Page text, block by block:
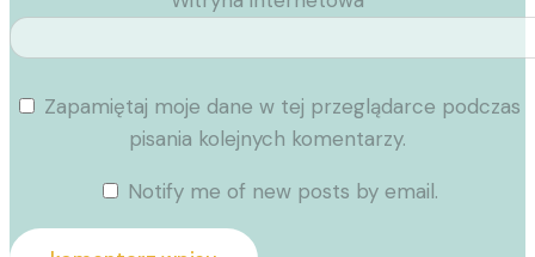
Zapamiętaj moje dane w tej przeglądarce podczas
pisania kolejnych komentarzy.
Notify me of new posts by email.